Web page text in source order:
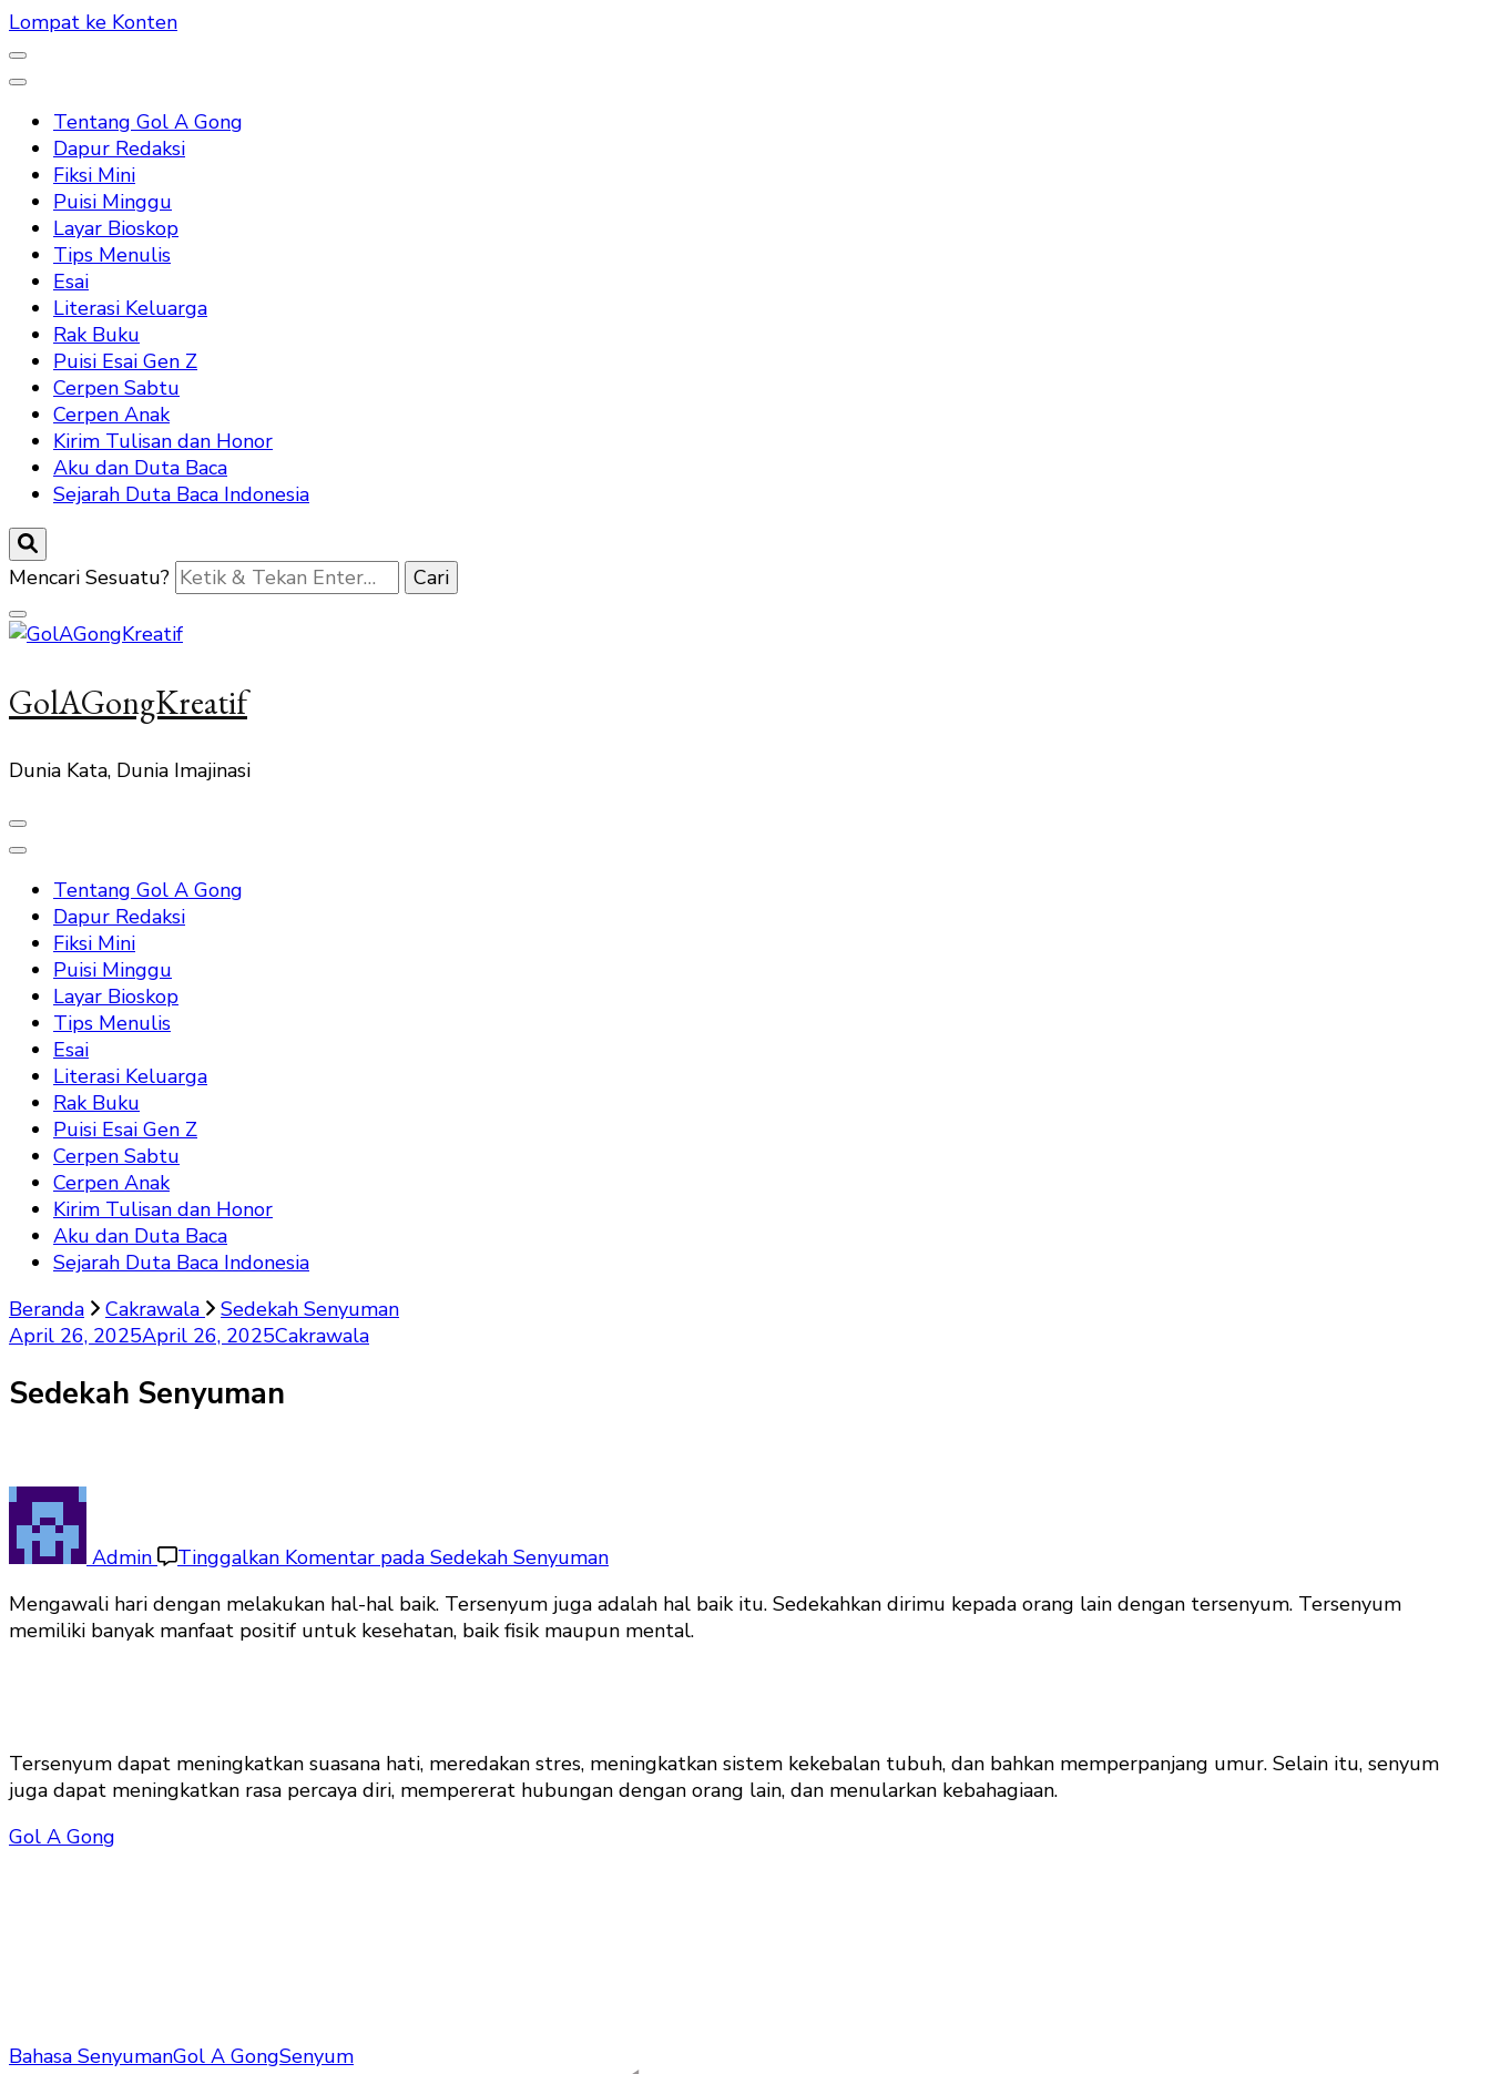
Lompat ke Konten
Tentang Gol A Gong
Dapur Redaksi
Fiksi Mini
Puisi Minggu
Layar Bioskop
Tips Menulis
Esai
Literasi Keluarga
Rak Buku
Puisi Esai Gen Z
Cerpen Sabtu
Cerpen Anak
Kirim Tulisan dan Honor
Aku dan Duta Baca
Sejarah Duta Baca Indonesia
Mencari Sesuatu?
GolAGongKreatif
Dunia Kata, Dunia Imajinasi
Tentang Gol A Gong
Dapur Redaksi
Fiksi Mini
Puisi Minggu
Layar Bioskop
Tips Menulis
Esai
Literasi Keluarga
Rak Buku
Puisi Esai Gen Z
Cerpen Sabtu
Cerpen Anak
Kirim Tulisan dan Honor
Aku dan Duta Baca
Sejarah Duta Baca Indonesia
Beranda
Cakrawala
Sedekah Senyuman
April 26, 2025April 26, 2025Cakrawala
Sedekah Senyuman
Admin Tinggalkan Komentar pada Sedekah Senyuman
Mengawali hari dengan melakukan hal-hal baik. Tersenyum juga adalah hal baik itu. Sedekahkan dirimu kepada orang lain dengan tersenyum. Tersenyum
memiliki banyak manfaat positif untuk kesehatan, baik fisik maupun mental.
Tersenyum dapat meningkatkan suasana hati, meredakan stres, meningkatkan sistem kekebalan tubuh, dan bahkan memperpanjang umur. Selain itu, senyum
juga dapat meningkatkan rasa percaya diri, mempererat hubungan dengan orang lain, dan menularkan kebahagiaan.
Gol A Gong
Bahasa SenyumanGol A GongSenyum